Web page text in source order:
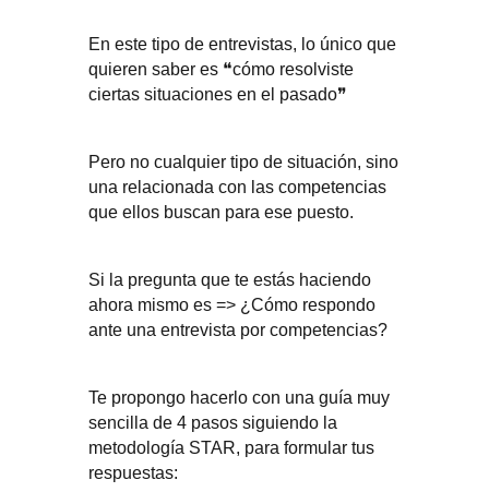
En este tipo de entrevistas, lo único que
quieren saber es ❝cómo resolviste
ciertas situaciones en el pasado❞
Pero no cualquier tipo de situación, sino
una relacionada con las competencias
que ellos buscan para ese puesto.
Si la pregunta que te estás haciendo
ahora mismo es => ¿Cómo respondo
ante una entrevista por competencias?
Te propongo hacerlo con una guía muy
sencilla de 4 pasos siguiendo la
metodología STAR, para formular tus
respuestas: